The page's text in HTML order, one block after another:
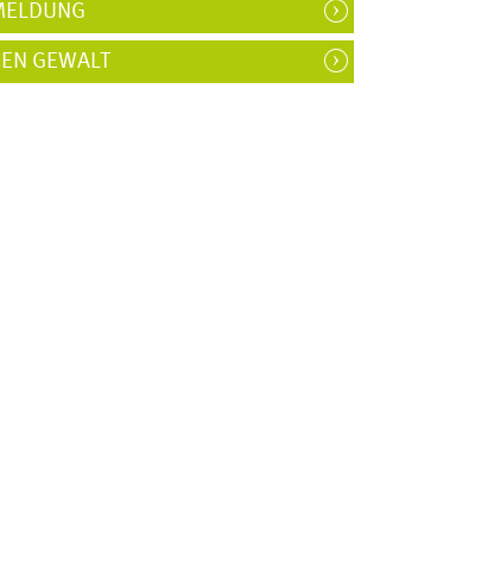
GEWALT